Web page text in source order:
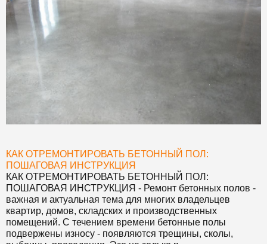
КАК ОТРЕМОНТИРОВАТЬ БЕТОННЫЙ ПОЛ:
ПОШАГОВАЯ ИНСТРУКЦИЯ
КАК ОТРЕМОНТИРОВАТЬ БЕТОННЫЙ ПОЛ:
ПОШАГОВАЯ ИНСТРУКЦИЯ - Ремонт бетонных полов -
важная и актуальная тема для многих владельцев
квартир, домов, складских и производственных
помещений. С течением времени бетонные полы
подвержены износу - появляются трещины, сколы,